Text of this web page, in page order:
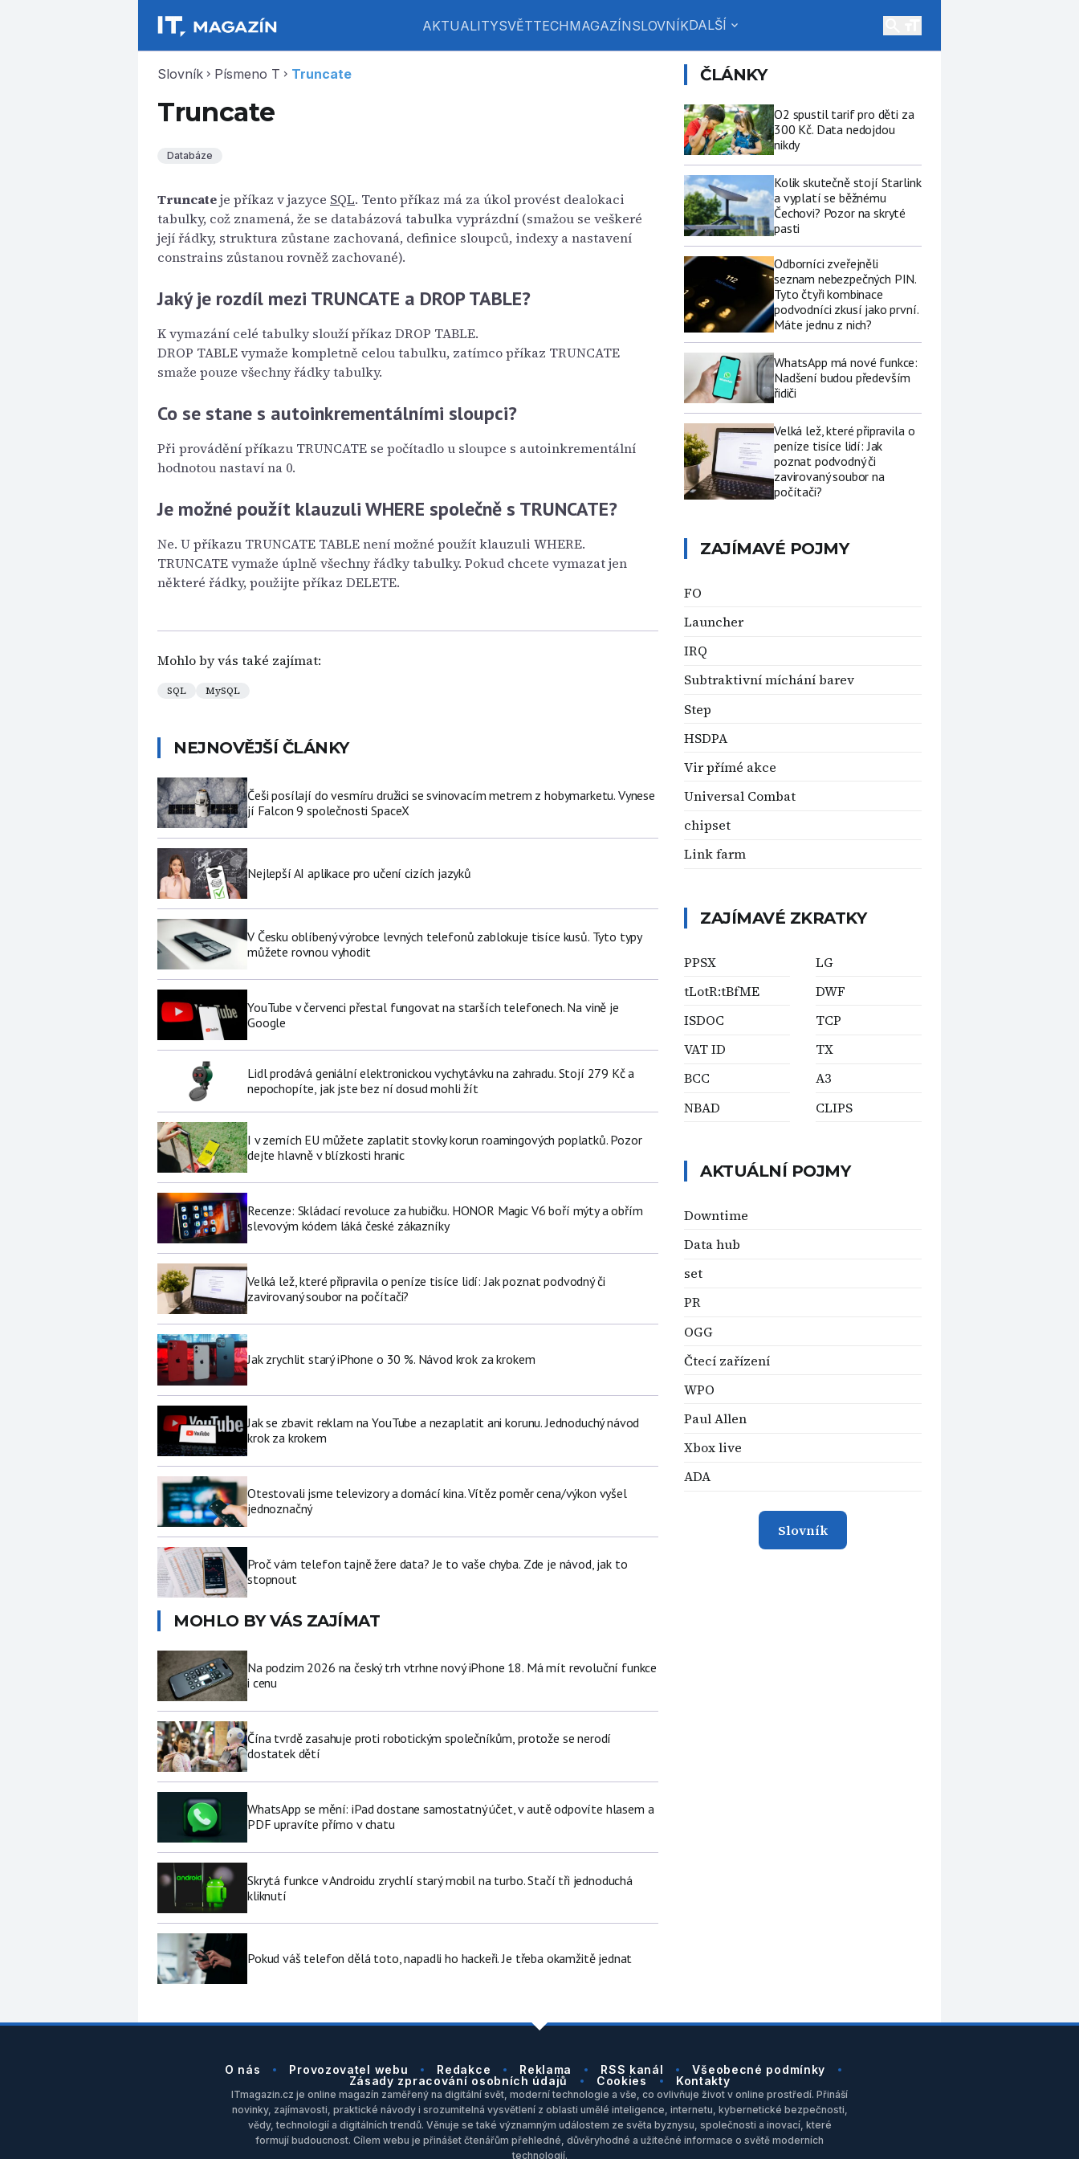
AKTUALITYSVĚTTECHMAGAZÍNSLOVNÍKDALŠÍ expand_more
Slovník chevron_right Písmeno T chevron_right Truncate
Truncate
Databáze
Truncateje příkaz v jazyce SQL. Tento příkaz má za úkol provést dealokaci
tabulky, což znamená, že se databázová tabulka vyprázdní (smažou se veškeré
její řádky, struktura zůstane zachovaná, definice sloupců, indexy a nastavení
constrains zůstanou rovněž zachované).
Jaký je rozdíl mezi TRUNCATE a DROP TABLE?
K vymazání celé tabulky slouží příkaz DROP TABLE.
DROP TABLE vymaže kompletně celou tabulku, zatímco příkaz TRUNCATE
smaže pouze všechny řádky tabulky.
Co se stane s autoinkrementálními sloupci?
Při provádění příkazu TRUNCATE se počítadlo u sloupce s autoinkrementální
hodnotou nastaví na 0.
Je možné použít klauzuli WHERE společně s TRUNCATE?
Ne. U příkazu TRUNCATE TABLE není možné použít klauzuli WHERE.
TRUNCATE vymaže úplně všechny řádky tabulky. Pokud chcete vymazat jen
některé řádky, použijte příkaz DELETE.
Mohlo by vás také zajímat:
SQL MySQL
NEJNOVĚJŠÍ ČLÁNKY
Češi posílají do vesmíru družici se svinovacím metrem z hobymarketu. Vynese
jí Falcon 9 společnosti SpaceX
Nejlepší AI aplikace pro učení cizích jazyků
V Česku oblíbený výrobce levných telefonů zablokuje tisíce kusů. Tyto typy
můžete rovnou vyhodit
YouTube v červenci přestal fungovat na starších telefonech. Na vině je
Google
Lidl prodává geniální elektronickou vychytávku na zahradu. Stojí 279 Kč a
nepochopíte, jak jste bez ní dosud mohli žít
I v zemích EU můžete zaplatit stovky korun roamingových poplatků. Pozor
dejte hlavně v blízkosti hranic
Recenze: Skládací revoluce za hubičku. HONOR Magic V6 boří mýty a obřím
slevovým kódem láká české zákazníky
Velká lež, které připravila o peníze tisíce lidí: Jak poznat podvodný či
zavirovaný soubor na počítači?
Jak zrychlit starý iPhone o 30 %. Návod krok za krokem
Jak se zbavit reklam na YouTube a nezaplatit ani korunu. Jednoduchý návod
krok za krokem
Otestovali jsme televizory a domácí kina. Vítěz poměr cena/výkon vyšel
jednoznačný
Proč vám telefon tajně žere data? Je to vaše chyba. Zde je návod, jak to
stopnout
MOHLO BY VÁS ZAJÍMAT
Na podzim 2026 na český trh vtrhne nový iPhone 18. Má mít revoluční funkce
i cenu
Čína tvrdě zasahuje proti robotickým společníkům, protože se nerodí
dostatek dětí
WhatsApp se mění: iPad dostane samostatný účet, v autě odpovíte hlasem a
PDF upravíte přímo v chatu
Skrytá funkce v Androidu zrychlí starý mobil na turbo. Stačí tři jednoduchá
kliknutí
Pokud váš telefon dělá toto, napadli ho hackeři. Je třeba okamžitě jednat
ČLÁNKY
O2 spustil tarif pro děti za
300 Kč. Data nedojdou
nikdy
Kolik skutečně stojí Starlink
a vyplatí se běžnému
Čechovi? Pozor na skryté
pasti
Odborníci zveřejněli
seznam nebezpečných PIN.
Tyto čtyři kombinace
podvodníci zkusí jako první.
Máte jednu z nich?
WhatsApp má nové funkce:
Nadšení budou především
řidiči
Velká lež, které připravila o
peníze tisíce lidí: Jak
poznat podvodný či
zavirovaný soubor na
počítači?
ZAJÍMAVÉ POJMY
FO
Launcher
IRQ
Subtraktivní míchání barev
Step
HSDPA
Vir přímé akce
Universal Combat
chipset
Link farm
ZAJÍMAVÉ ZKRATKY
PPSX
tLotR:tBfME
ISDOC
VAT ID
BCC
NBAD
LG
DWF
TCP
TX
A3
CLIPS
AKTUÁLNÍ POJMY
Downtime
Data hub
set
PR
OGG
Čtecí zařízení
WPO
Paul Allen
Xbox live
ADA
Slovník
O nás Provozovatel webu Redakce Reklama RSS kanál
Všeobecné podmínky
Zásady zpracování osobních údajů
Cookies Kontakty
ITmagazin.cz je online magazín zaměřený na digitální svět, moderní technologie a vše, co ovlivňuje život v online prostředí. Přináší
novinky, zajímavosti, praktické návody i srozumitelná vysvětlení z oblasti umělé inteligence, internetu, kybernetické bezpečnosti,
vědy, technologií a digitálních trendů. Věnuje se také významným událostem ze světa byznysu, společnosti a inovací, které
formují budoucnost. Cílem webu je přinášet čtenářům přehledné, důvěryhodné a užitečné informace o světě moderních
technologií.